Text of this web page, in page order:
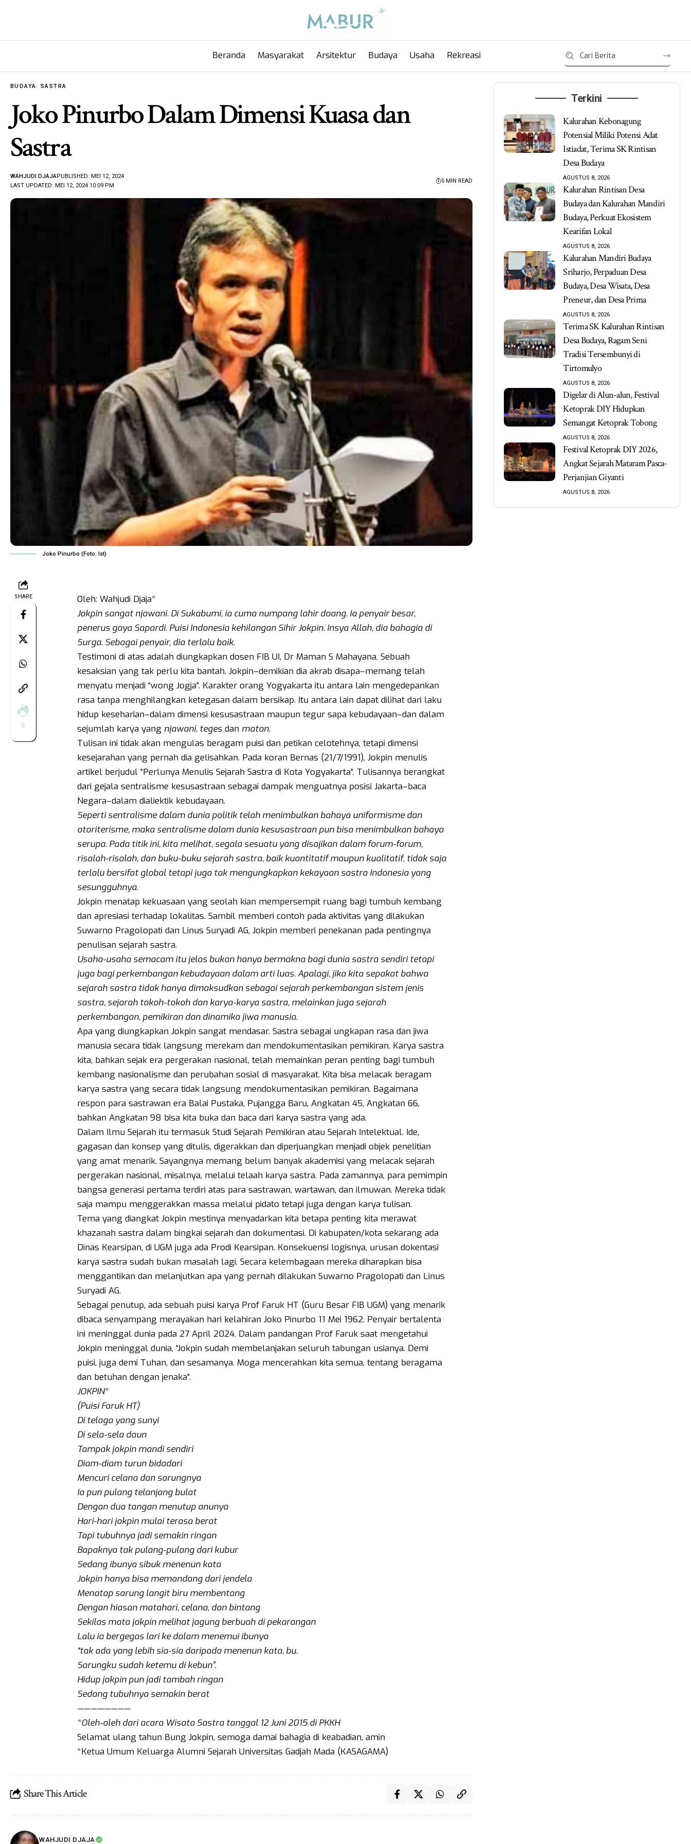
Beranda Masyarakat Arsitektur Budaya Usaha Rekreasi
BUDAYA SASTRA
Joko Pinurbo Dalam Dimensi Kuasa dan
Sastra
LAST UPDATED: MEI 12, 2024 10:09 PM
WAHJUDI DJAJAPUBLISHED: MEI 12, 2024
5 MIN READ
Joko Pinurbo (Foto: Ist)
SHARE
0
Oleh: Wahjudi Djaja*
Jokpin sangat njawani. Di Sukabumi, ia cuma numpang lahir doang. Ia penyair besar,
penerus gaya Sapardi. Puisi Indonesia kehilangan Sihir Jokpin. Insya Allah, dia bahagia di
Surga. Sebagai penyair, dia terlalu baik.
Testimoni di atas adalah diungkapkan dosen FIB UI, Dr Maman S Mahayana. Sebuah
kesaksian yang tak perlu kita bantah. Jokpin–demikian dia akrab disapa–memang telah
menyatu menjadi “wong Jogja”. Karakter orang Yogyakarta itu antara lain mengedepankan
rasa tanpa menghilangkan ketegasan dalam bersikap. Itu antara lain dapat dilihat dari laku
hidup keseharian–dalam dimensi kesusastraan maupun tegur sapa kebudayaan–dan dalam
sejumlah karya yang njawani, tegesdan maton.
Tulisan ini tidak akan mengulas beragam puisi dan petikan celotehnya, tetapi dimensi
kesejarahan yang pernah dia gelisahkan. Pada koran Bernas (21/7/1991), Jokpin menulis
artikel berjudul “Perlunya Menulis Sejarah Sastra di Kota Yogyakarta”. Tulisannya berangkat
dari gejala sentralisme kesusastraan sebagai dampak menguatnya posisi Jakarta–baca
Negara–dalam dialiektik kebudayaan.
Seperti sentralisme dalam dunia politik telah menimbulkan bahaya uniformisme dan
otoriterisme, maka sentralisme dalam dunia kesusastraan pun bisa menimbulkan bahaya
serupa. Pada titik ini, kita melihat, segala sesuatu yang disajikan dalam forum-forum,
risalah-risalah, dan buku-buku sejarah sastra, baik kuantitatif maupun kualitatif, tidak saja
terlalu bersifat global tetapi juga tak mengungkapkan kekayaan sastra Indonesia yang
sesungguhnya.
Jokpin menatap kekuasaan yang seolah kian mempersempit ruang bagi tumbuh kembang
dan apresiasi terhadap lokalitas. Sambil memberi contoh pada aktivitas yang dilakukan
Suwarno Pragolopati dan Linus Suryadi AG, Jokpin memberi penekanan pada pentingnya
penulisan sejarah sastra.
Usaha-usaha semacam itu jelas bukan hanya bermakna bagi dunia sastra sendiri tetapi
juga bagi perkembangan kebudayaan dalam arti luas. Apalagi, jika kita sepakat bahwa
sejarah sastra tidak hanya dimaksudkan sebagai sejarah perkembangan sistem jenis
sastra, sejarah tokoh-tokoh dan karya-karya sastra, melainkan juga sejarah
perkembangan, pemikiran dan dinamika jiwa manusia.
Apa yang diungkapkan Jokpin sangat mendasar. Sastra sebagai ungkapan rasa dan jiwa
manusia secara tidak langsung merekam dan mendokumentasikan pemikiran. Karya sastra
kita, bahkan sejak era pergerakan nasional, telah memainkan peran penting bagi tumbuh
kembang nasionalisme dan perubahan sosial di masyarakat. Kita bisa melacak beragam
karya sastra yang secara tidak langsung mendokumentasikan pemikiran. Bagaimana
respon para sastrawan era Balai Pustaka, Pujangga Baru, Angkatan 45, Angkatan 66,
bahkan Angkatan 98 bisa kita buka dan baca dari karya sastra yang ada.
Dalam Ilmu Sejarah itu termasuk Studi Sejarah Pemikiran atau Sejarah Intelektual. Ide,
gagasan dan konsep yang ditulis, digerakkan dan diperjuangkan menjadi objek penelitian
yang amat menarik. Sayangnya memang belum banyak akademisi yang melacak sejarah
pergerakan nasional, misalnya, melalui telaah karya sastra. Pada zamannya, para pemimpin
bangsa generasi pertama terdiri atas para sastrawan, wartawan, dan ilmuwan. Mereka tidak
saja mampu menggerakkan massa melalui pidato tetapi juga dengan karya tulisan.
Tema yang diangkat Jokpin mestinya menyadarkan kita betapa penting kita merawat
khazanah sastra dalam bingkai sejarah dan dokumentasi. Di kabupaten/kota sekarang ada
Dinas Kearsipan, di UGM juga ada Prodi Kearsipan. Konsekuensi logisnya, urusan dokentasi
karya sastra sudah bukan masalah lagi. Secara kelembagaan mereka diharapkan bisa
menggantikan dan melanjutkan apa yang pernah dilakukan Suwarno Pragolopati dan Linus
Suryadi AG.
Sebagai penutup, ada sebuah puisi karya Prof Faruk HT (Guru Besar FIB UGM) yang menarik
dibaca senyampang merayakan hari kelahiran Joko Pinurbo 11 Mei 1962. Penyair bertalenta
ini meninggal dunia pada 27 April 2024. Dalam pandangan Prof Faruk saat mengetahui
Jokpin meninggal dunia, “Jokpin sudah membelanjakan seluruh tabungan usianya. Demi
puisi, juga demi Tuhan, dan sesamanya. Moga mencerahkan kita semua, tentang beragama
dan betuhan dengan jenaka”.
JOKPIN*
(Puisi Faruk HT)
Di telaga yang sunyi
Di sela-sela daun
Tampak jokpin mandi sendiri
Diam-diam turun bidadari
Mencuri celana dan sarungnya
Ia pun pulang telanjang bulat
Dengan dua tangan menutup anunya
Hari-hari jokpin mulai terasa berat
Tapi tubuhnya jadi semakin ringan
Bapaknya tak pulang-pulang dari kubur
Sedang ibunya sibuk menenun kata
Jokpin hanya bisa memandang dari jendela
Menatap sarung langit biru membentang
Dengan hiasan matahari, celana, dan bintang
Sekilas mata jokpin melihat jagung berbuah di pekarangan
Lalu ia bergegas lari ke dalam menemui ibunya
“tak ada yang lebih sia-sia daripada menenun kata, bu.
Sarungku sudah ketemu di kebun”.
Hidup jokpin pun jadi tambah ringan
Sedang tubuhnya semakin berat
————————
*Oleh-oleh dari acara Wisata Sastra tanggal 12 Juni 2015 di PKKH
Selamat ulang tahun Bung Jokpin, semoga damai bahagia di keabadian, amin
*Ketua Umum Keluarga Alumni Sejarah Universitas Gadjah Mada (KASAGAMA)
Share This Article
WAHJUDI DJAJA
Terkini
Kalurahan Kebonagung
Potensial Miliki Potensi Adat
Istiadat, Terima SK Rintisan
Desa Budaya
AGUSTUS 8, 2026
Kalurahan Rintisan Desa
Budaya dan Kalurahan Mandiri
Budaya, Perkuat Ekosistem
Kearifan Lokal
AGUSTUS 8, 2026
Kalurahan Mandiri Budaya
Sriharjo, Perpaduan Desa
Budaya, Desa Wisata, Desa
Preneur, dan Desa Prima
AGUSTUS 8, 2026
Terima SK Kalurahan Rintisan
Desa Budaya, Ragam Seni
Tradisi Tersembunyi di
Tirtomulyo
AGUSTUS 8, 2026
Digelar di Alun-alun, Festival
Ketoprak DIY Hidupkan
Semangat Ketoprak Tobong
AGUSTUS 8, 2026
Festival Ketoprak DIY 2026,
Angkat Sejarah Mataram Pasca-
Perjanjian Giyanti
AGUSTUS 8, 2026